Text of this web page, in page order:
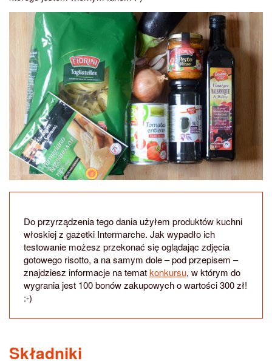
Do przyrządzenia tego dania użyłem produktów kuchni
włoskiej z gazetki Intermarche. Jak wypadło ich
testowanie możesz przekonać się oglądając zdjęcia
gotowego risotto, a na samym dole – pod przepisem –
znajdziesz informacje na tematkonkursu, w którym do
wygrania jest 100 bonów zakupowych o wartości 300 zł!
:-)
Składniki